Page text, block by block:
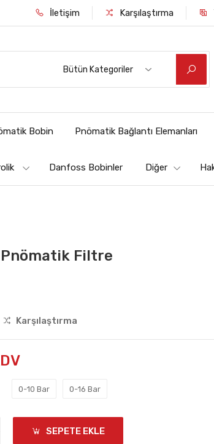
İletişim Karşılaştırma
Bütün Kategoriler
Bobin Pnömatik Bağlantı Elemanları
Danfoss Bobinler Diğer
Pnömatik Filtre
Karşılaştırma
0-10 Bar 0-16 Bar
SEPETE EKLE